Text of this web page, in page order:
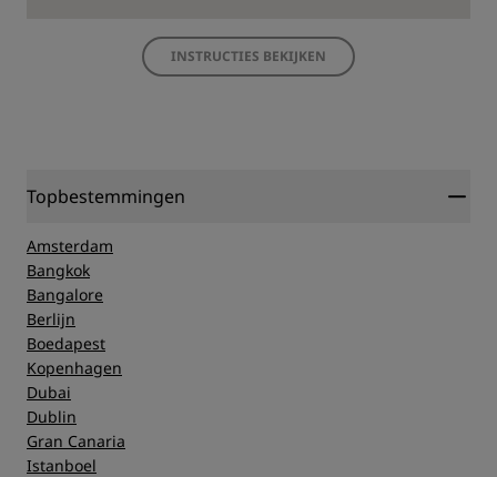
INSTRUCTIES BEKIJKEN
Topbestemmingen
Amsterdam
Bangkok
Bangalore
Berlijn
Boedapest
Kopenhagen
Dubai
Dublin
Gran Canaria
Istanboel